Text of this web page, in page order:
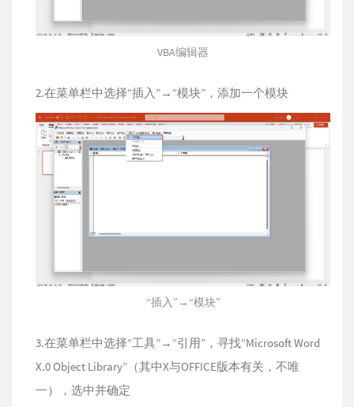
VBA编辑器
2.在菜单栏中选择“插入”→“模块”，添加一个模块
“插入”→“模块”
3.在菜单栏中选择“工具”→“引用”，寻找“Microsoft Word
X.0 Object Library”（其中X与OFFICE版本有关，不唯
一），选中并确定